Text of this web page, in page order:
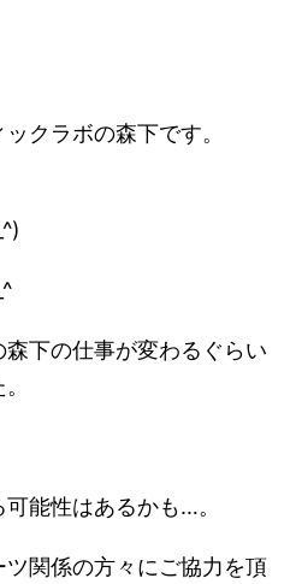
クラボの森下です。
下の仕事が変わるぐらい
能性はあるかも…。
関係の方々にご協力を頂